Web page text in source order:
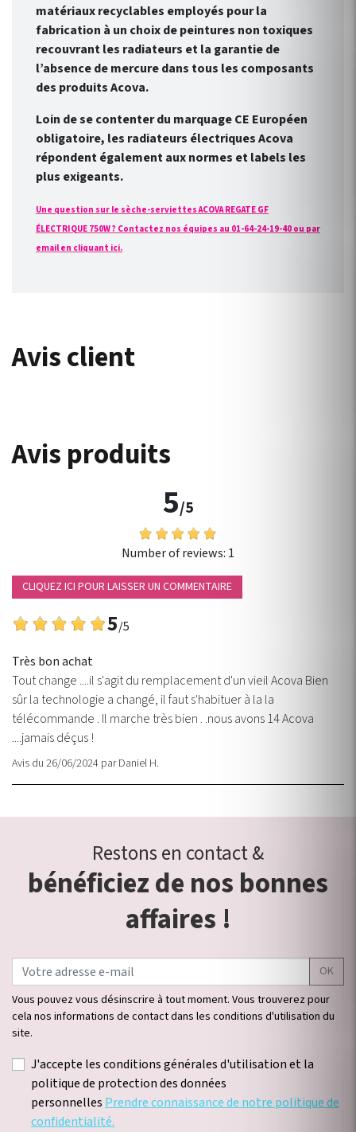
matériaux recyclables employés pour la
fabrication à un choix de peintures non toxiques
recouvrant les radiateurs et la garantie de
l’absence de mercure dans tous les composants
des produits Acova.
Loin de se contenter du marquage CE Européen
obligatoire, les radiateurs électriques Acova
répondent également aux normes et labels les
plus exigeants.
Une question sur le sèche-serviettes ACOVA REGATE GF
ÉLECTRIQUE 750W ? Contactez nos équipes au 01-64-24-19-40 ou par
email en cliquant ici.
Avis client
Avis produits
5/5
Number of reviews: 1
CLIQUEZ ICI POUR LAISSER UN COMMENTAIRE
5/5
Très bon achat
Tout change ....il s'agit du remplacement d'un vieil Acova Bien
sûr la technologie a changé, il faut s'habituer à la la
télécommande . Il marche très bien . .nous avons 14 Acova
....jamais déçus !
Avis du 26/06/2024 parDaniel H.
Restons en contact &
bénéficiez de nos bonnes
affaires !
OK
Vous pouvez vous désinscrire à tout moment. Vous trouverez pour
cela nos informations de contact dans les conditions d'utilisation du
site.
J'accepte les conditions générales d'utilisation et la
politique de protection des données
personnelles Prendre connaissance de notre politique de
confidentialité.